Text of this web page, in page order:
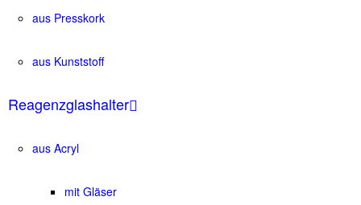
aus Presskork
aus Kunststoff
Reagenzglashalter
aus Acryl
mit Gläser